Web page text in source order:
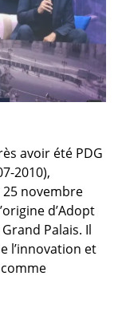
avoir été PDG
2010),
novembre
d’Adopt
Palais. Il
l’innovation et